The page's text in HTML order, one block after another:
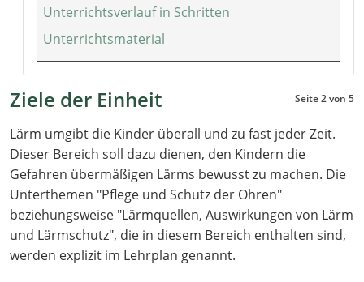
Unterrichtsverlauf in Schritten
Unterrichtsmaterial
Seite 2 von 5
Ziele der Einheit
Lärm umgibt die Kinder überall und zu fast jeder Zeit.
Dieser Bereich soll dazu dienen, den Kindern die
Gefahren übermäßigen Lärms bewusst zu machen. Die
Unterthemen "Pflege und Schutz der Ohren"
beziehungsweise "Lärmquellen, Auswirkungen von Lärm
und Lärmschutz", die in diesem Bereich enthalten sind,
werden explizit im Lehrplan genannt.